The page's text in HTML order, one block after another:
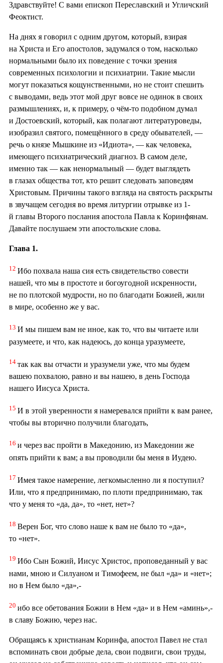
Здравствуйте! С вами епископ Переславский и Угличский
Феоктист.
На днях я говорил с одним другом, который, взирая
на Христа и Его апостолов, задумался о том, насколько
нормальными было их поведение с точки зрения
современных психологии и психиатрии. Такие мысли
могут показаться кощунственными, но не стоит спешить
с выводами, ведь этот мой друг вовсе не одинок в своих
размышлениях, и, к примеру, о чём-то подобном думал
и Достоевский, который, как полагают литературоведы,
изобразил святого, помещённого в среду обывателей, —
речь о князе Мышкине из «Идиота», — как человека,
имеющего психиатрический диагноз. В самом деле,
именно так — как ненормальный — будет выглядеть
в глазах общества тот, кто решит следовать заповедям
Христовым. Причины такого взгляда на святость раскрыты
в звучащем сегодня во время литургии отрывке из 1-
й главы Второго послания апостола Павла к Коринфянам.
Давайте послушаем эти апостольские слова.
Глава 1.
12 Ибо похвала наша сия есть свидетельство совести
нашей, что мы в простоте и богоугодной искренности,
не по плотской мудрости, но по благодати Божией, жили
в мире, особенно же у вас.
13 И мы пишем вам не иное, как то, что вы читаете или
разумеете, и что, как надеюсь, до конца уразумеете,
14 так как вы отчасти и уразумели уже, что мы будем
вашею похвалою, равно и вы нашею, в день Господа
нашего Иисуса Христа.
15 И в этой уверенности я намеревался прийти к вам ранее,
чтобы вы вторично получили благодать,
16 и через вас пройти в Македонию, из Македонии же
опять прийти к вам; а вы проводили бы меня в Иудею.
17 Имея такое намерение, легкомысленно ли я поступил?
Или, что я предпринимаю, по плоти предпринимаю, так
что у меня то «да, да», то «нет, нет»?
18 Верен Бог, что слово наше к вам не было то «да»,
то «нет».
19 Ибо Сын Божий, Иисус Христос, проповеданный у вас
нами, мною и Силуаном и Тимофеем, не был «да» и «нет»;
но в Нем было «да»,-
20 ибо все обетования Божии в Нем «да» и в Нем «аминь»,-
в славу Божию, через нас.
Обращаясь к христианам Коринфа, апостол Павел не стал
вспоминать свои добрые дела, свои подвиги, свои труды,